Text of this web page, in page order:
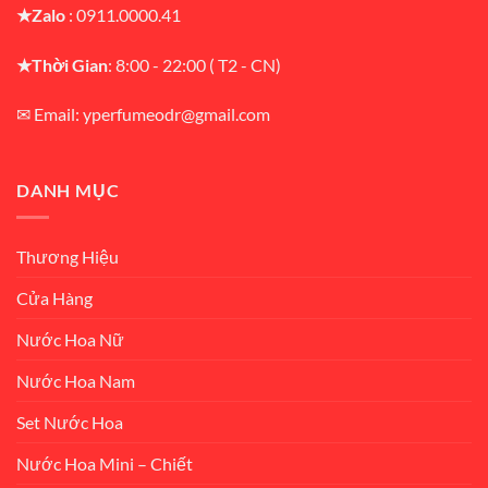
★Zalo : 0911.0000.41
★Thời Gian: 8:00 - 22:00 ( T2 - CN)
✉ Email: yperfumeodr@gmail.com
DANH MỤC
Thương Hiệu
Cửa Hàng
Nước Hoa Nữ
Nước Hoa Nam
Set Nước Hoa
Nước Hoa Mini – Chiết